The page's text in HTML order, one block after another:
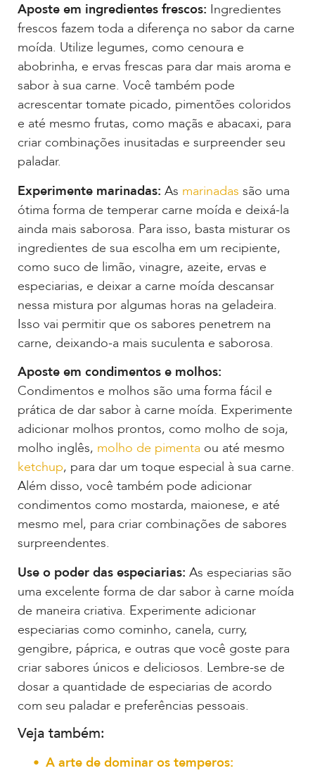
Aposte em ingredientes frescos: Ingredientes
frescos fazem toda a diferença no sabor da carne
moída. Utilize legumes, como cenoura e
abobrinha, e ervas frescas para dar mais aroma e
sabor à sua carne. Você também pode
acrescentar tomate picado, pimentões coloridos
e até mesmo frutas, como maçãs e abacaxi, para
criar combinações inusitadas e surpreender seu
paladar.
Experimente marinadas: As marinadas são uma
ótima forma de temperar carne moída e deixá-la
ainda mais saborosa. Para isso, basta misturar os
ingredientes de sua escolha em um recipiente,
como suco de limão, vinagre, azeite, ervas e
especiarias, e deixar a carne moída descansar
nessa mistura por algumas horas na geladeira.
Isso vai permitir que os sabores penetrem na
carne, deixando-a mais suculenta e saborosa.
Aposte em condimentos e molhos:
Condimentos e molhos são uma forma fácil e
prática de dar sabor à carne moída. Experimente
adicionar molhos prontos, como molho de soja,
molho inglês, molho de pimenta ou até mesmo
ketchup, para dar um toque especial à sua carne.
Além disso, você também pode adicionar
condimentos como mostarda, maionese, e até
mesmo mel, para criar combinações de sabores
surpreendentes.
Use o poder das especiarias: As especiarias são
uma excelente forma de dar sabor à carne moída
de maneira criativa. Experimente adicionar
especiarias como cominho, canela, curry,
gengibre, páprica, e outras que você goste para
criar sabores únicos e deliciosos. Lembre-se de
dosar a quantidade de especiarias de acordo
com seu paladar e preferências pessoais.
Veja também:
A arte de dominar os temperos: